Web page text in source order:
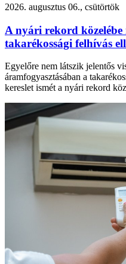
2026. augusztus 06., csütörtök
A nyári rekord közelébe
takarékossági felhívás
Egyelőre nem látszik jelentős
áramfogyasztásában a
kereslet ismét a nyári rekord